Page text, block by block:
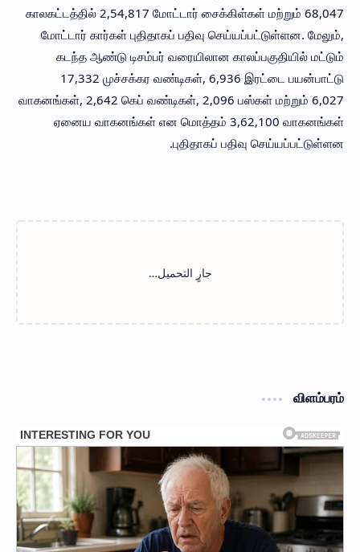
காலகட்டத்தில் 2,54,817 மோட்டார் சைக்கிள்கள் மற்றும் 68,047
மோட்டார் கார்கள் புதிதாகப் பதிவு செய்யப்பட்டுள்ளன. மேலும்,
கடந்த ஆண்டு டிசம்பர் வரையிலான காலப்பகுதியில் மட்டும்
17,332 முச்சக்கர வண்டிகள், 6,936 இரட்டை பயன்பாட்டு
வாகனங்கள், 2,642 கெப் வண்டிகள், 2,096 பஸ்கள் மற்றும் 6,027
ஏனைய வாகனங்கள் என மொத்தம் 3,62,100 வாகனங்கள்
புதிதாகப் பதிவு செய்யப்பட்டுள்ளன.
விளம்பரம்